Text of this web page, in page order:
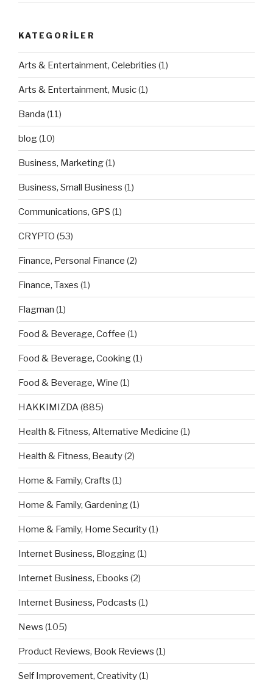
KATEGORILER
Arts & Entertainment, Celebrities (1)
Arts & Entertainment, Music(1)
Banda (11)
blog(10)
Business, Marketing(1)
Business, Small Business (1)
Communications, GPS (1)
CRYPTO (53)
Finance, Personal Finance (2)
Finance, Taxes (1)
Flagman (1)
Food & Beverage, Coffee (1)
Food & Beverage, Cooking(1)
Food & Beverage, Wine (1)
HAKKIMIZDA(885)
Health & Fitness, Alternative Medicine (1)
Health & Fitness, Beauty(2)
Home & Family, Crafts (1)
Home & Family, Gardening(1)
Home & Family, Home Security(1)
Internet Business, Blogging(1)
Internet Business, Ebooks (2)
Internet Business, Podcasts (1)
News (105)
Product Reviews, Book Reviews (1)
Self Improvement, Creativity(1)